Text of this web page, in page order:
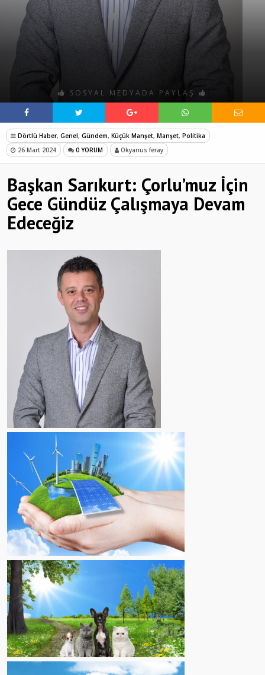
SOSYAL MEDYADA PAYLAŞ
Dörtlü Haber, Genel, Gündem, Küçük Manşet, Manşet, Politika
26 Mart 2024
0 YORUM Okyanus feray
Başkan Sarıkurt: Çorlu’muz İçin
Gece Gündüz Çalışmaya Devam
Edeceğiz